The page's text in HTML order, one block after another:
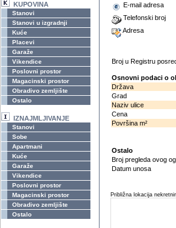
KUPOVINA
Stanovi
Stanovi u izgradnji
Kuće
Placevi
Garaže
Vikendice
Poslovni prostor
Magacinski prostor
Obradivo zemljište
Ostalo
IZNAJMLJIVANJE
Stanovi
Sobe
Apartmani
Kuće
Garaže
Vikendice
Poslovni prostor
Magacinski prostor
Obradivo zemljište
Ostalo
E-mail adresa
Telefonski broj
Adresa
Broj u Registru
Osnovni podaci o
Država
Grad
Naziv ulice
Cena
Površina m²
Ostalo
Broj pregleda ovog
Datum unosa
Približna lokacija